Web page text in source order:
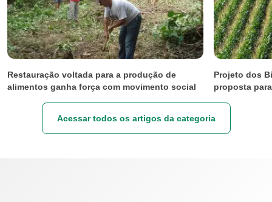
Restauração voltada para a produção de
alimentos ganha força com movimento social
Projeto dos
proposta
Acessar todos os artigos da categoria